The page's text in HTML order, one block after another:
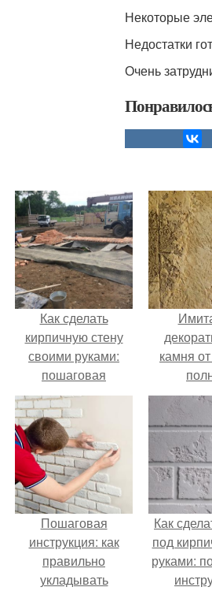
Некоторые
Недостатки
Очень
Как сделать
кирпичную стену
своими руками:
пошаговая
инструкция
камня
Пошаговая
инструкция: как
правильно
укладывать
Как
под
руками: